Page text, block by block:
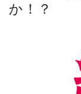
か！？